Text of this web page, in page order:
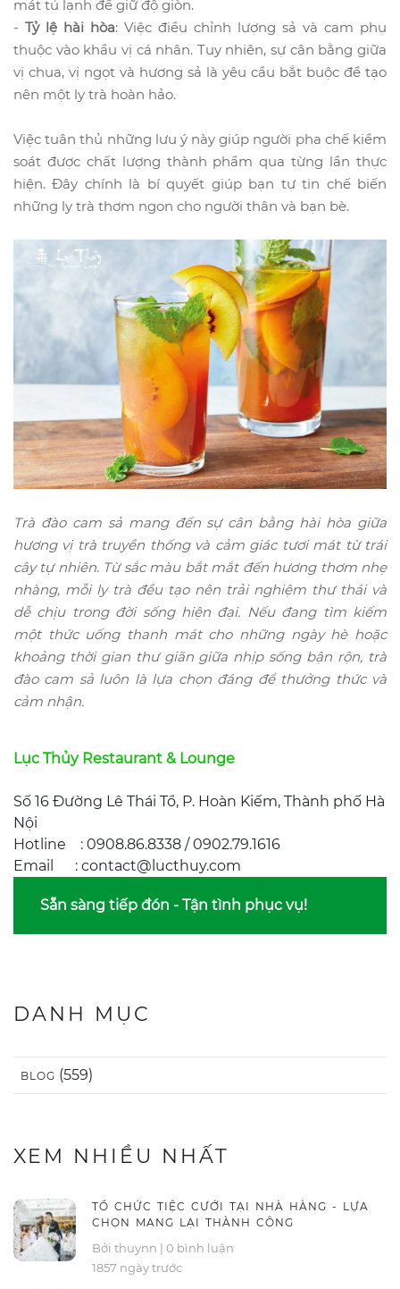
mát tủ lạnh để giữ độ giòn.
- Tỷ lệ hài hòa: Việc điều chỉnh lượng sả và cam phụ
thuộc vào khẩu vị cá nhân. Tuy nhiên, sự cân bằng giữa
vị chua, vị ngọt và hương sả là yêu cầu bắt buộc để tạo
nên một ly trà hoàn hảo.
Việc tuân thủ những lưu ý này giúp người pha chế kiểm
soát được chất lượng thành phẩm qua từng lần thực
hiện. Đây chính là bí quyết giúp bạn tự tin chế biến
những ly trà thơm ngon cho người thân và bạn bè.
Trà đào cam sả mang đến sự cân bằng hài hòa giữa
hương vị trà truyền thống và cảm giác tươi mát từ trái
cây tự nhiên. Từ sắc màu bắt mắt đến hương thơm nhẹ
nhàng, mỗi ly trà đều tạo nên trải nghiệm thư thái và
dễ chịu trong đời sống hiện đại. Nếu đang tìm kiếm
một thức uống thanh mát cho những ngày hè hoặc
khoảng thời gian thư giãn giữa nhịp sống bận rộn, trà
đào cam sả luôn là lựa chọn đáng để thưởng thức và
cảm nhận.
Lục Thủy Restaurant & Lounge
Số 16 Đường Lê Thái Tổ, P. Hoàn Kiếm, Thành phố Hà
Nội
Hotline : 0908.86.8338 / 0902.79.1616
Email : contact@lucthuy.com
Sẵn sàng tiếp đón - Tận tình phục vụ!
DANH MỤC
BLOG (559)
XEM NHIỀU NHẤT
TỔ CHỨC TIỆC CƯỚI TẠI NHÀ HÀNG - LỰA
CHỌN MANG LẠI THÀNH CÔNG
Bởi thuynn | 0 bình luận
1857 ngày trước